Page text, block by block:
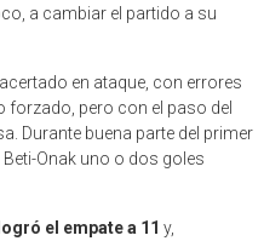
a cambiar el partido a su
en ataque, con errores
forzado, pero con el paso del
Durante buena parte del primer
Onak uno o dos goles
el empate a 11 y,